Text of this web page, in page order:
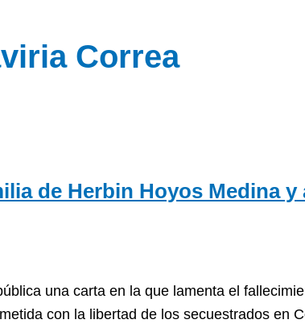
Correa
de Herbin Hoyos Medina y
una carta en la que lamenta el
con la libertad de los secuestrados en